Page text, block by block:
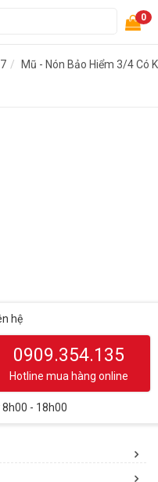
0
Mũ - Nón Bảo Hiểm 3/4 Có
hệ
0909.354.135
Hotline mua hàng online
- 18h00